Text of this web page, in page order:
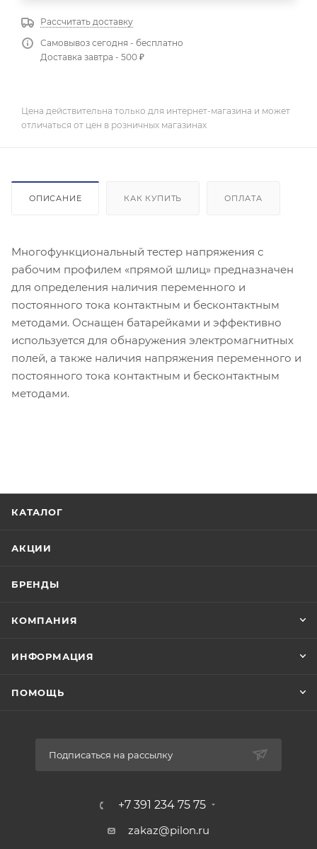
Рассчитать доставку
Самовывоз сегодня - бесплатно
Доставка завтра - 500 ₽
Цена действительна только для интернет-магазина и может
отличаться от цен в розничных магазинах
ОПИСАНИЕ КАК КУПИТЬ ОПЛАТА
Многофункциональный тестер напряжения с
рабочим профилем «прямой шлиц» предназначен
для определения наличия переменного и
постоянного тока контактным и бесконтактным
методами. Оснащен батарейками и эффективно
используется для обнаружения электромагнитных
полей, а также наличия напряжения переменного и
постоянного тока контактным и бесконтактным
методами.
КАТАЛОГ
АКЦИИ
БРЕНДЫ
КОМПАНИЯ
ИНФОРМАЦИЯ
ПОМОЩЬ
Подписаться на рассылку
+7 391 234 75 75
zakaz@pilon.ru